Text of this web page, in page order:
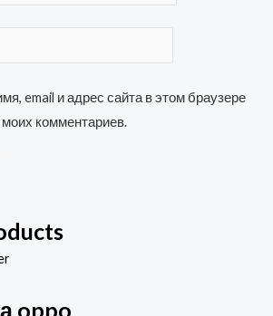
email и адрес сайта в этом браузере
комментариев.
oppo